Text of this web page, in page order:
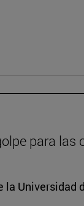
para
Universidad